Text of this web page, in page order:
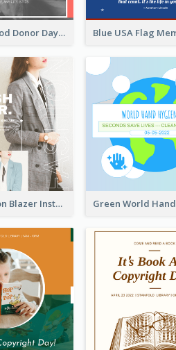
It's World Blood Donor Day Photo Instagram Post
Spring Fashion Blazer Instagram Post